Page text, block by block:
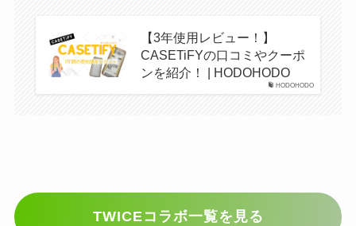
HODOHODO
【3年使用レビュー！】
CASETiFYの口コミやクーポ
ンを紹介！ | HODOHODO
TWICEコラボ一覧を見る